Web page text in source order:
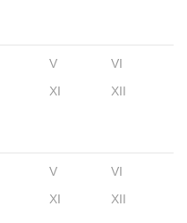
V
VI
XI XII
V
VI
XI XII